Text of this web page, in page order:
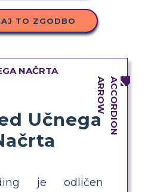
TO ZGODBO
NAČRTA
Učnega
je odličen